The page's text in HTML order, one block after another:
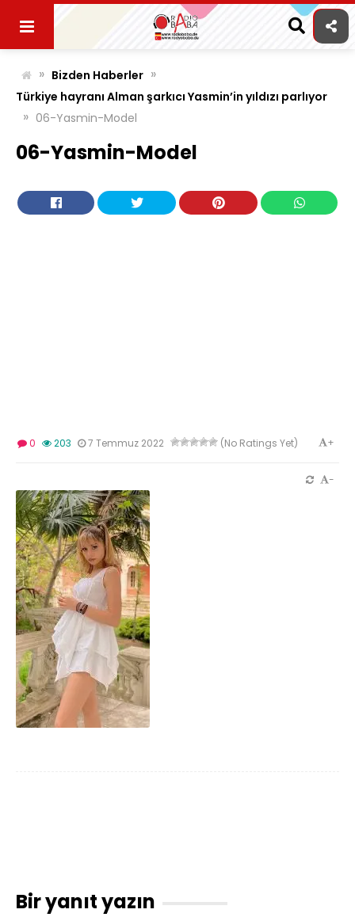
content
» Bizden Haberler »
Türkiye hayranı Alman şarkıcı Yasmin’in yıldızı parlıyor
» 06-Yasmin-Model
06-Yasmin-Model
0 203 7 Temmuz 2022 (No Ratings Yet) +
-
Bir yanıt yazın